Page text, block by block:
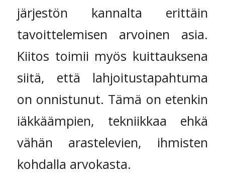
järjestön kannalta erittäin
tavoittelemisen arvoinen asia.
Kiitos toimii myös kuittauksena
siitä, että lahjoitustapahtuma
on onnistunut. Tämä on etenkin
iäkkäämpien, tekniikkaa ehkä
vähän arastelevien, ihmisten
kohdalla arvokasta.